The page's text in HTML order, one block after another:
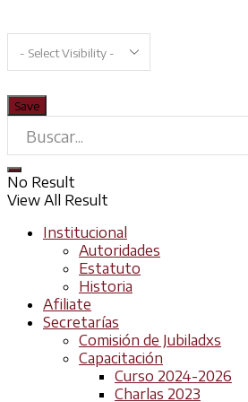
No Result
View All Result
Institucional
Autoridades
Estatuto
Historia
Afiliate
Secretarías
Comisión de Jubiladxs
Capacitación
Curso 2024-2026
Charlas 2023